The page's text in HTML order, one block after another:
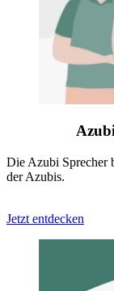
Die Azubi Sprecher
der Azubis.
Jetzt entdecken